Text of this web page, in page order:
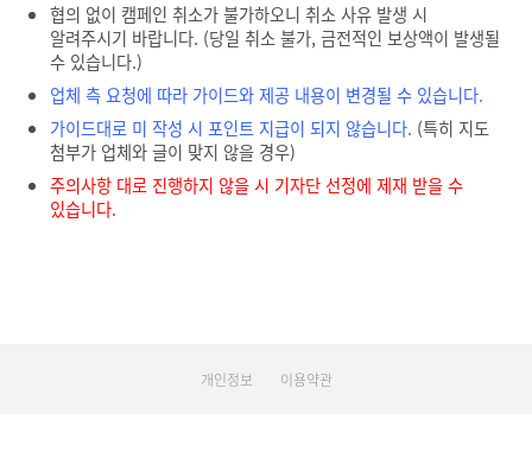
협의 없이 캠페인 취소가 불가하오니 취소 사유 발생 시
알려주시기 바랍니다. (당일 취소 불가, 금전적인 보상액이 발생될
수 있습니다.)
업체 측 요청에 따라 가이드와 제공 내용이 변경될 수 있습니다.
가이드대로 미 작성 시 포인트 지급이 되지 않습니다. (특히 지도
첨부가 업체와 글이 맞지 않을 경우)
주의사항 대로 진행하지 않을 시 기자단 선정에 제재 받을 수
있습니다.
개인정보 이용약관